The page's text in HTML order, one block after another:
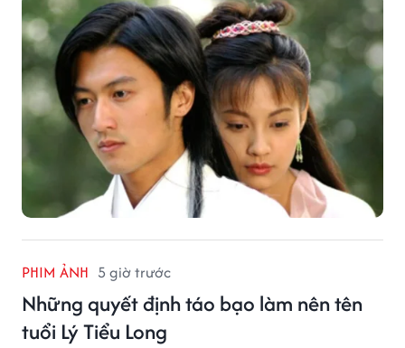
PHIM ẢNH 5 giờ trước
Những quyết định táo bạo làm nên tên
tuổi Lý Tiểu Long